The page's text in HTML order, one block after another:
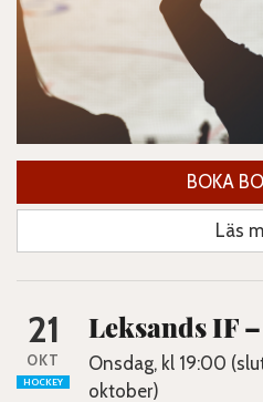
BOKA
Läs
21
OKT
HOCKEY
Leksands IF
Onsdag, kl 19:00
oktober)